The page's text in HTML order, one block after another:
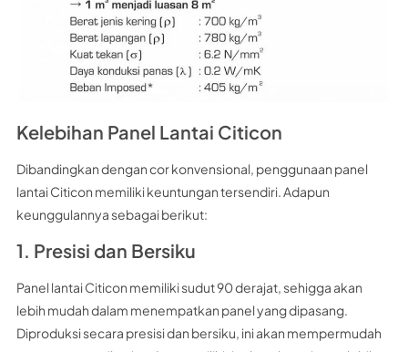
Kelebihan Panel Lantai Citicon
Dibandingkan dengan cor konvensional, penggunaan panel
lantai Citicon memiliki keuntungan tersendiri. Adapun
keunggulannya sebagai berikut:
1. Presisi dan Bersiku
Panel lantai Citicon memiliki sudut 90 derajat, sehigga akan
lebih mudah dalam menempatkan panel yang dipasang.
Diproduksi secara presisi dan bersiku, ini akan mempermudah